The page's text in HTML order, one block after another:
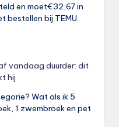
en moet€32,67 in
bestellen bij TEMU.
vandaag duurder: dit
hij
Wat als ik 5
1 zwembroek en pet